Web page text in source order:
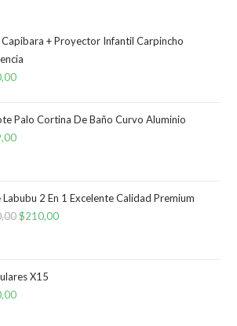
Capibara + Proyector Infantil Carpincho
Palo Cortina De Baño Curvo Aluminio
Labubu 2 En 1 Excelente Calidad Premium
El
era:
$210,00El
X15